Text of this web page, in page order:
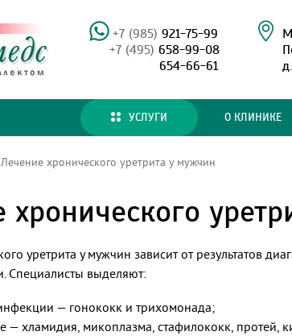
+7 (985) 921-75-99
+7 (495) 658-99-08
654-66-61
УСЛУГИ О КЛИНИКЕ
Лечение хронического уретрита у мужчин
хронического
уретрита у мужчин зависит от результатов
Специалисты выделяют:
— гонококк и трихомонада;
— хламидия, микоплазма, стафилококк, протей,